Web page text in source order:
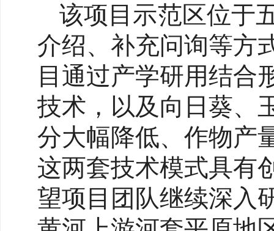
该项目示范区位于
介绍、补充问询等方
目通过产学研用结合
技术，以及向日葵
分大幅降低、作物产
这两套技术模式具有
望项目团队继续深入